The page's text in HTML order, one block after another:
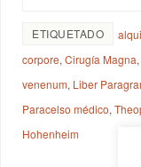
ETIQUETADO
corpore,Cirugía Magna,
venenum, Liber
Paracelso médico,
Hohenheim